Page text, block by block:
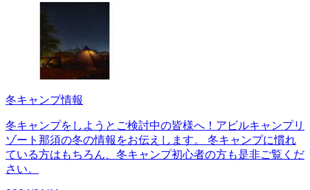
冬キャンプ情報
冬キャンプをしようとご検討中の皆様へ！アビルキャンプリ
ゾート那須の冬の情報をお伝えします。 冬キャンプに慣れ
ている方はもちろん、冬キャンプ初心者の方も是非ご覧くだ
さい。